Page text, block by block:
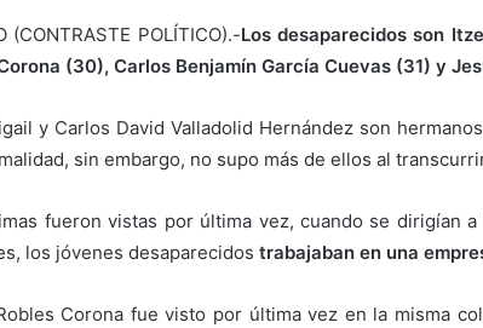
(CONTRASTE POLÍTICO).-Los desaparecidos son
(30), Carlos Benjamín García Cuevas (31) y
y Carlos David Valladolid Hernández son
sin embargo, no supo más de ellos al
fueron vistas por última vez, cuando se dirigían
los jóvenes desaparecidos trabajaban en una
Corona fue visto por última vez en la misma